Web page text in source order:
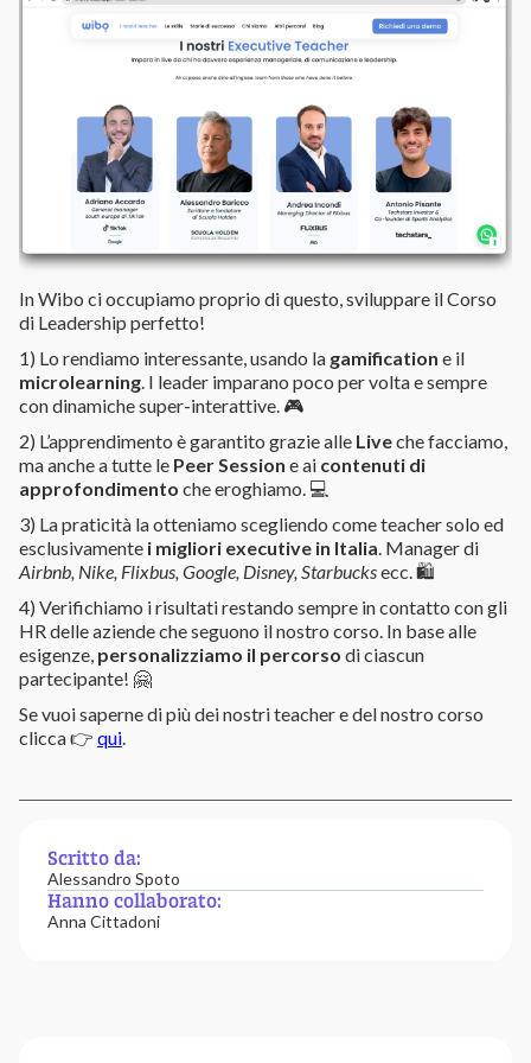
Scritto da:
Alessandro Spoto
Hanno collaborato:
Anna Cittadoni
In Wibo ci occupiamo proprio di questo, sviluppare il Corso
di Leadership perfetto!
1) Lo rendiamo interessante, usando la gamification e il
microlearning. I leader imparano poco per volta e sempre
con dinamiche super-interattive. 🎮
2) L’apprendimento è garantito grazie alle Liveche facciamo,
ma anche a tutte le Peer Session e ai contenuti di
approfondimento che eroghiamo. 💻
3) La praticità la otteniamo scegliendo come teacher solo ed
esclusivamente i migliori executive in Italia. Manager di
Airbnb, Nike, Flixbus, Google, Disney, Starbucksecc. 🛍
4) Verifichiamo i risultati restando sempre in contatto con gli
HR delle aziende che seguono il nostro corso. In base alle
esigenze, personalizziamo il percorso di ciascun
partecipante! 🤗
Se vuoi saperne di più dei nostri teacher e del nostro corso
clicca 👉 qui.